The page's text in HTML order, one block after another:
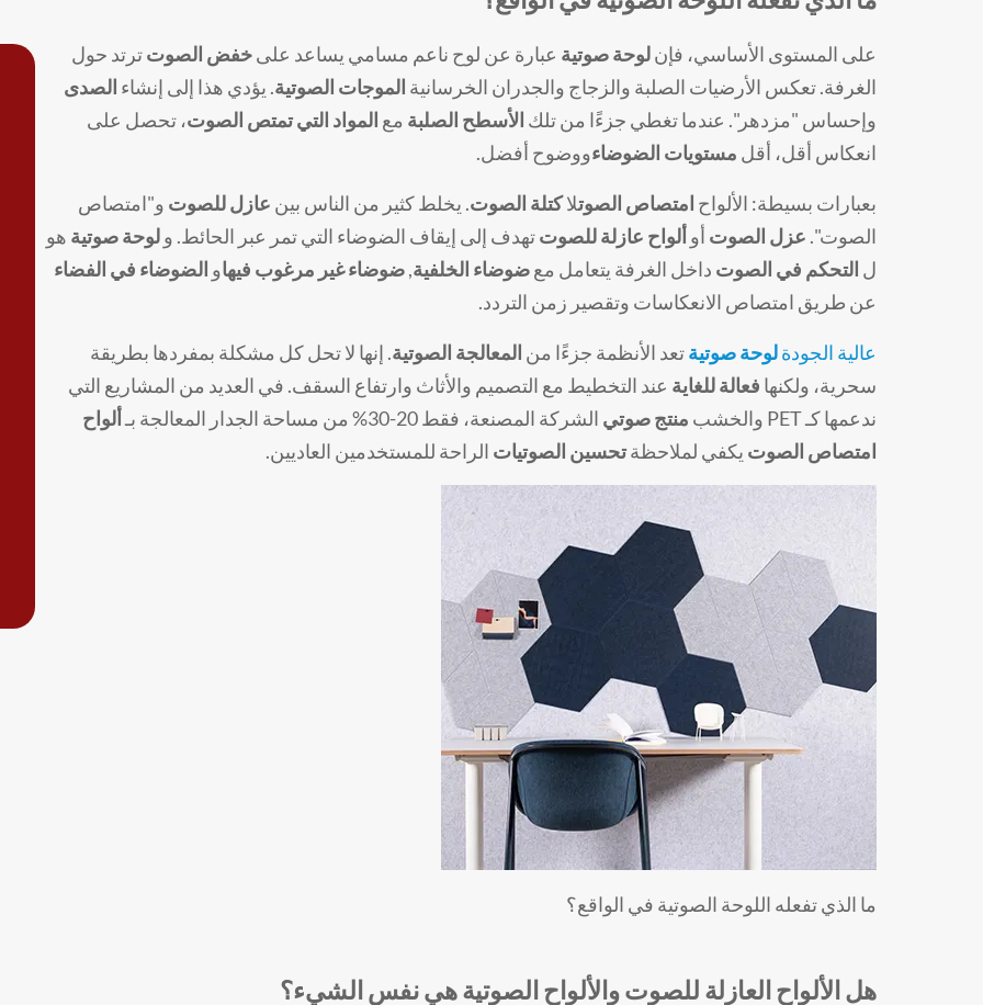
على المستوى الأساسي، فإن لوحة صوتية عبارة عن لوح ناعم مسامي يساعد على خفض الصوت ترتد حول
الغرفة. تعكس الأرضيات الصلبة والزجاج والجدران الخرسانية الموجات الصوتية. يؤدي هذا إلى إنشاء الصدى
وإحساس "مزدهر". عندما تغطي جزءًا من تلك الأسطح الصلبة مع المواد التي تمتص الصوت، تحصل على
انعكاس أقل، أقل مستويات الضوضاءووضوح أفضل.
بعبارات بسيطة: الألواح امتصاص الصوتلاكتلة الصوت. يخلط كثير من الناس بين عازل للصوت و"امتصاص
الصوت". عزل الصوت أو ألواح عازلة للصوت تهدف إلى إيقاف الضوضاء التي تمر عبر الحائط. و لوحة صوتية هو
ل التحكم في الصوت داخل الغرفة يتعامل مع ضوضاء الخلفية, ضوضاء غير مرغوب فيهاو الضوضاء في الفضاء
عن طريق امتصاص الانعكاسات وتقصير زمن التردد.
عالية الجودة لوحة صوتية تعد الأنظمة جزءًا من المعالجة الصوتية. إنها لا تحل كل مشكلة بمفردها بطريقة
سحرية، ولكنها فعالة للغاية عند التخطيط مع التصميم والأثاث وارتفاع السقف. في العديد من المشاريع التي
ندعمها كـ PET والخشب
منتج صوتي الشركة المصنعة، فقط 20-30% من مساحة الجدار المعالجة بـ
ألواح
امتصاص الصوت يكفي لملاحظة تحسين الصوتيات الراحة للمستخدمين العاديين.
ما الذي تفعله اللوحة الصوتية في الواقع؟
هل الألواح العازلة للصوت والألواح الصوتية هي نفس الشيء؟